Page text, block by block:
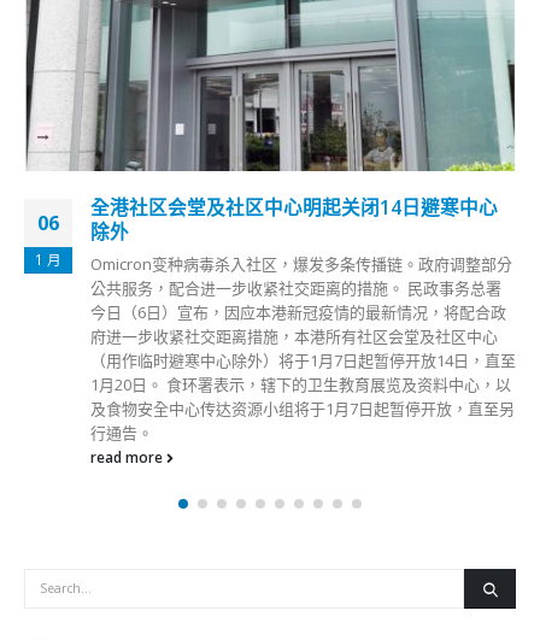
06
1 月
全港社区会堂及社区中心明起关闭14日避寒中心
除外
Omicron变种病毒杀入社区，爆发多条传播链。政府调整部分
公共服务，配合进一步收紧社交距离的措施。 民政事务总署
今日（6日）宣布，因应本港新冠疫情的最新情况，将配合政
府进一步收紧社交距离措施，本港所有社区会堂及社区中心
（用作临时避寒中心除外）将于1月7日起暂停开放14日，直至
1月20日。 食环署表示，辖下的卫生教育展览及资料中心，以
及食物安全中心传达资源小组将于1月7日起暂停开放，直至另
行通告。
read more